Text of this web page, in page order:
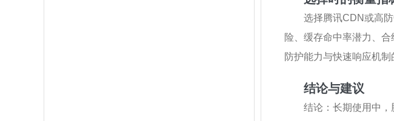
选择腾讯CDN或高
险、缓存命中率潜力、
防护能力与快速响应机制
结论与建议
结论：长期使用中